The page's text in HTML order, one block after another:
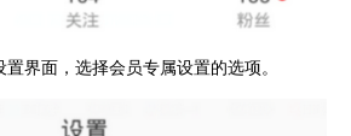
界面，选择会员专属设置的选项。